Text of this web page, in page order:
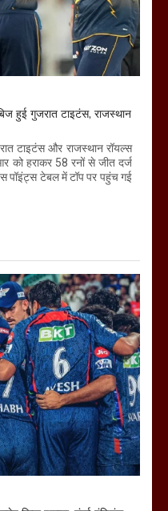
हुई गुजरात टाइटंस, राजस्थान
टाइटंस और राजस्थान रॉयल्स
को हराकर 58 रनों से जीत दर्ज
पॉइंट्स टेबल में टॉप पर पहुंच गई